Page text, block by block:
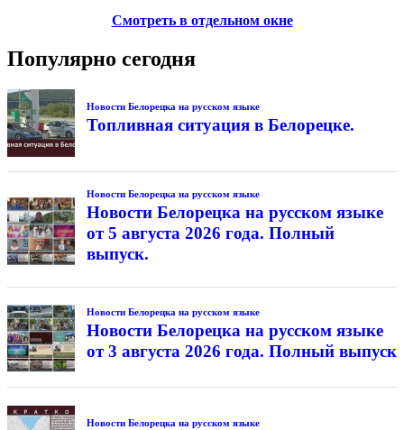
Смотреть в отдельном окне
Популярно сегодня
Новости Белорецка на русском языке
Топливная ситуация в Белорецке.
Новости Белорецка на русском языке
Новости Белорецка на русском языке
от 5 августа 2026 года. Полный
выпуск.
Новости Белорецка на русском языке
Новости Белорецка на русском языке
от 3 августа 2026 года. Полный выпуск
Новости Белорецка на русском языке